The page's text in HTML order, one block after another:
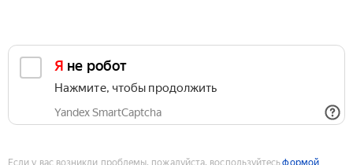
Я не робот
Нажмите, чтобы продолжить
Yandex SmartCaptcha
Если у вас возникли проблемы, пожалуйста, воспользуйтесьформой